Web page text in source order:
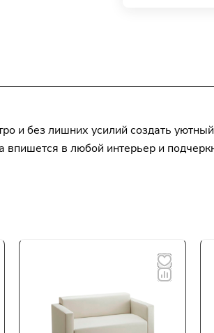
и без лишних усилий создать
в любой интерьер и